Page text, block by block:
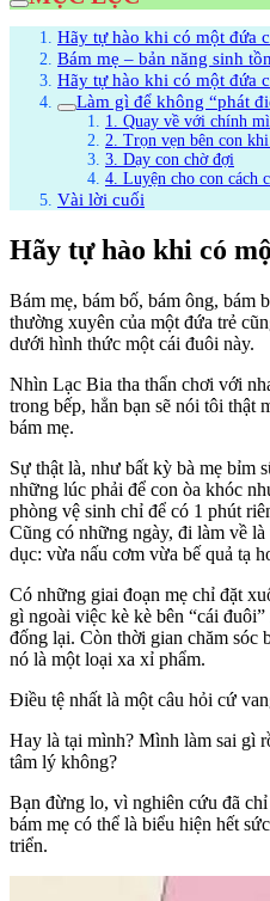
Hãy tự hào khi có một đứa
Bám mẹ – bản năng sinh
Hãy tự hào khi có một đứa
Làm gì để không “phát
1. Quay về với chính
2. Trọn vẹn bên con
3. Dạy con chờ đợi
4. Luyện cho con cách
Vài lời cuối
Hãy tự hào khi có
Bám mẹ, bám bố, bám ông, bám
thường xuyên của một đứa trẻ
dưới hình thức một cái đuôi này.
Nhìn Lạc Bia tha thẩn chơi với
trong bếp, hẳn bạn sẽ nói tôi thật
bám mẹ.
Sự thật là, như bất kỳ bà mẹ bỉm
những lúc phải để con òa khóc
phòng vệ sinh chỉ để có 1 phút
Cũng có những ngày, đi làm về
dục: vừa nấu cơm vừa bế quả tạ
Có những giai đoạn mẹ chỉ đặt
gì ngoài việc kè kè bên “cái
đống lại. Còn thời gian chăm sóc
nó là một loại xa xỉ phẩm.
Điều tệ nhất là một câu hỏi cứ
Hay là tại mình? Mình làm sai gì
tâm lý không?
Bạn đừng lo, vì nghiên cứu đã
bám mẹ có thể là biểu hiện hết
triển.